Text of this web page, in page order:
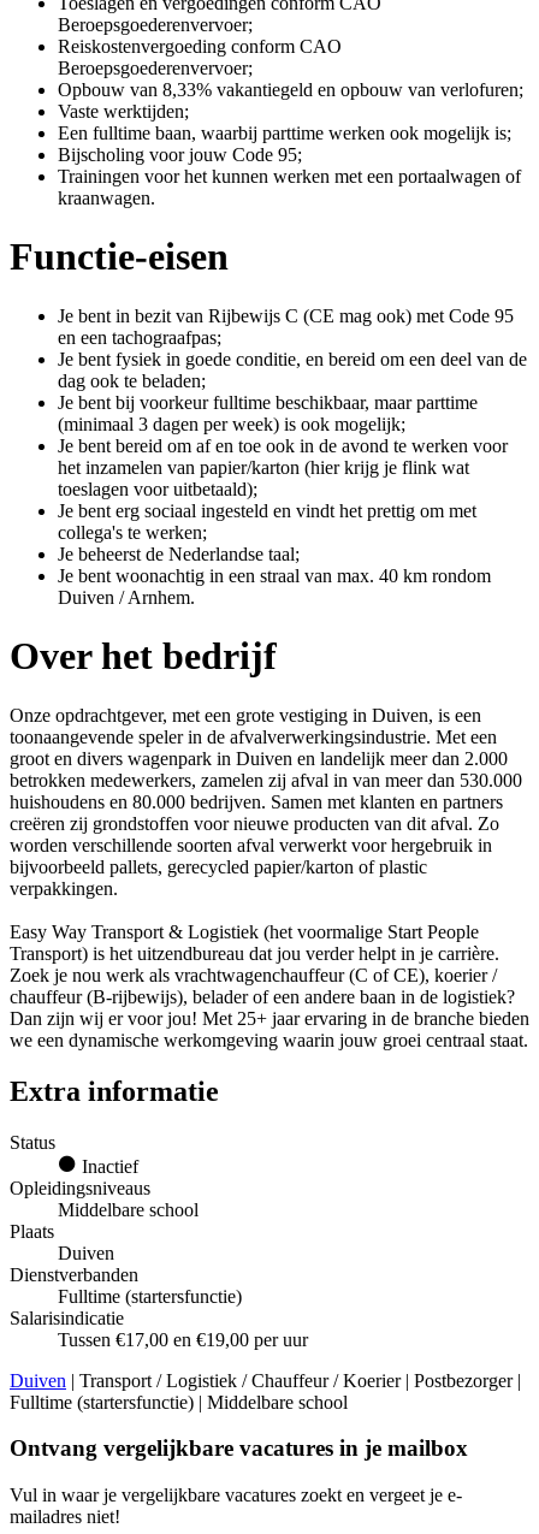
Beroepsgoederenvervoer;
Reiskostenvergoeding conform CAO
Beroepsgoederenvervoer;
Opbouw van 8,33% vakantiegeld en opbouw van verlofuren;
Vaste werktijden;
Een fulltime baan, waarbij parttime werken ook mogelijk is;
Bijscholing voor jouw Code 95;
Trainingen voor het kunnen werken met een portaalwagen of
kraanwagen.
Functie-eisen
Je bent in bezit van Rijbewijs C (CE mag ook) met Code 95
en een tachograafpas;
Je bent fysiek in goede conditie, en bereid om een deel van de
dag ook te beladen;
Je bent bij voorkeur fulltime beschikbaar, maar parttime
(minimaal 3 dagen per week) is ook mogelijk;
Je bent bereid om af en toe ook in de avond te werken voor
het inzamelen van papier/karton (hier krijg je flink wat
toeslagen voor uitbetaald);
Je bent erg sociaal ingesteld en vindt het prettig om met
collega's te werken;
Je beheerst de Nederlandse taal;
Je bent woonachtig in een straal van max. 40 km rondom
Duiven / Arnhem.
Over het bedrijf
Onze opdrachtgever, met een grote vestiging in Duiven, is een
toonaangevende speler in de afvalverwerkingsindustrie. Met een
groot en divers wagenpark in Duiven en landelijk meer dan 2.000
betrokken medewerkers, zamelen zij afval in van meer dan 530.000
huishoudens en 80.000 bedrijven. Samen met klanten en partners
creëren zij grondstoffen voor nieuwe producten van dit afval. Zo
worden verschillende soorten afval verwerkt voor hergebruik in
bijvoorbeeld pallets, gerecycled papier/karton of plastic
verpakkingen.
Easy Way Transport & Logistiek (het voormalige Start People
Transport) is het uitzendbureau dat jou verder helpt in je carrière.
Zoek je nou werk als vrachtwagenchauffeur (C of CE), koerier /
chauffeur (B-rijbewijs), belader of een andere baan in de logistiek?
Dan zijn wij er voor jou! Met 25+ jaar ervaring in de branche bieden
we een dynamische werkomgeving waarin jouw groei centraal staat.
Extra informatie
Status
Inactief
Opleidingsniveaus
Middelbare school
Plaats
Duiven
Dienstverbanden
Fulltime (startersfunctie)
Salarisindicatie
Tussen €17,00 en €19,00 per uur
Duiven | Transport / Logistiek / Chauffeur / Koerier | Postbezorger |
Fulltime (startersfunctie) | Middelbare school
Ontvang vergelijkbare vacatures in je mailbox
Vul in waar je vergelijkbare vacatures zoekt en vergeet je e-
mailadres niet!